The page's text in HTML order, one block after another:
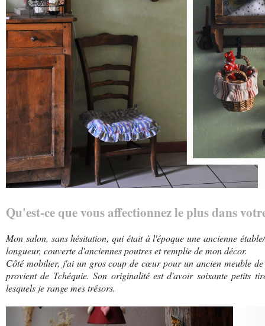
Qu'est-ce que vous affectionnez le plus dans
Mon salon, sans hésitation, qui était à l'époque une ancienne
longueur, couverte d'anciennes poutres et remplie de mon décor.
Côté mobilier, j'ai un gros coup de cœur pour un ancien meuble
provient de Tchéquie. Son originalité est d'avoir soixante petits
lesquels je range mes trésors.